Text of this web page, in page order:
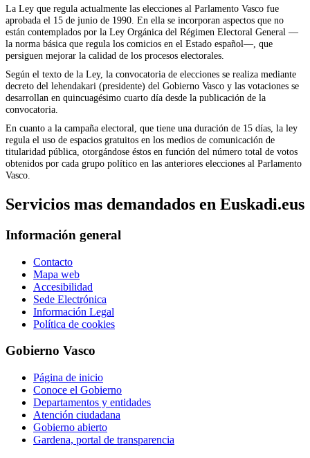
La Ley que regula actualmente las elecciones al Parlamento Vasco fue
aprobada el 15 de junio de 1990. En ella se incorporan aspectos que no
están contemplados por la Ley Orgánica del Régimen Electoral General —
la norma básica que regula los comicios en el Estado español—, que
persiguen mejorar la calidad de los procesos electorales.
Según el texto de la Ley, la convocatoria de elecciones se realiza mediante
decreto del lehendakari (presidente) del Gobierno Vasco y las votaciones se
desarrollan en quincuagésimo cuarto día desde la publicación de la
convocatoria.
En cuanto a la campaña electoral, que tiene una duración de 15 días, la ley
regula el uso de espacios gratuitos en los medios de comunicación de
titularidad pública, otorgándose éstos en función del número total de votos
obtenidos por cada grupo político en las anteriores elecciones al Parlamento
Vasco.
Servicios mas demandados en Euskadi.eus
Información general
Contacto
Mapa web
Accesibilidad
Sede Electrónica
Información Legal
Política de cookies
Gobierno Vasco
Página de inicio
Conoce el Gobierno
Departamentos y entidades
Atención ciudadana
Gobierno abierto
Gardena, portal de transparencia